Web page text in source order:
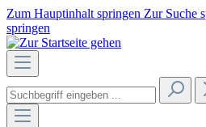
Zum Hauptinhalt springen Zur Suche
springen